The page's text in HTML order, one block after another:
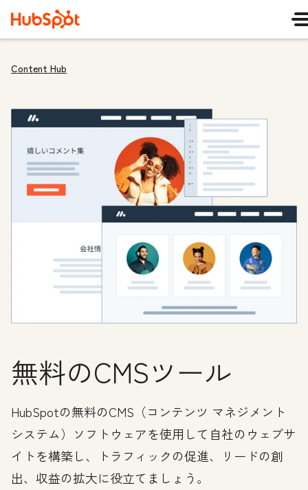
Content Hub
無料のCMSツール
HubSpotの無料のCMS（コンテンツ マネジメント
システム）ソフトウェアを使用して自社のウェブサ
イトを構築し、トラフィックの促進、リードの創
出、収益の拡大に役立てましょう。